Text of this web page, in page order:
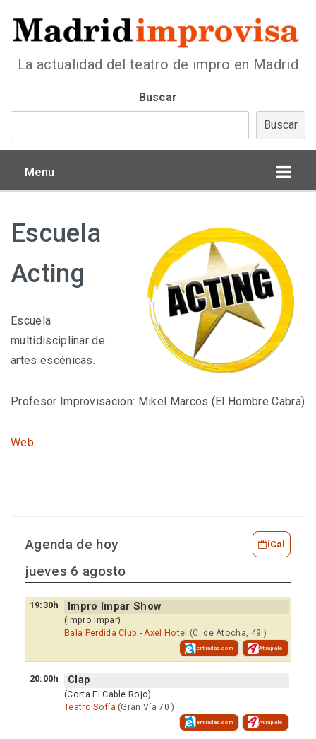
La actualidad del teatro de impro en Madrid
Buscar
Buscar
Menu
Escuela
Acting
Escuela
multidisciplinar de
artes escénicas.
Profesor Improvisación: Mikel Marcos (El Hombre Cabra)
Web
Agenda de hoy iCal
jueves 6 agosto
19:30h Impro Impar Show
(Impro Impar)
Bala Perdida Club - Axel Hotel (C. de Atocha, 49 )
entradas.com Atrápalo
20:00h Clap
(Corta El Cable Rojo)
Teatro Sofía (Gran Vía 70 )
entradas.com Atrápalo